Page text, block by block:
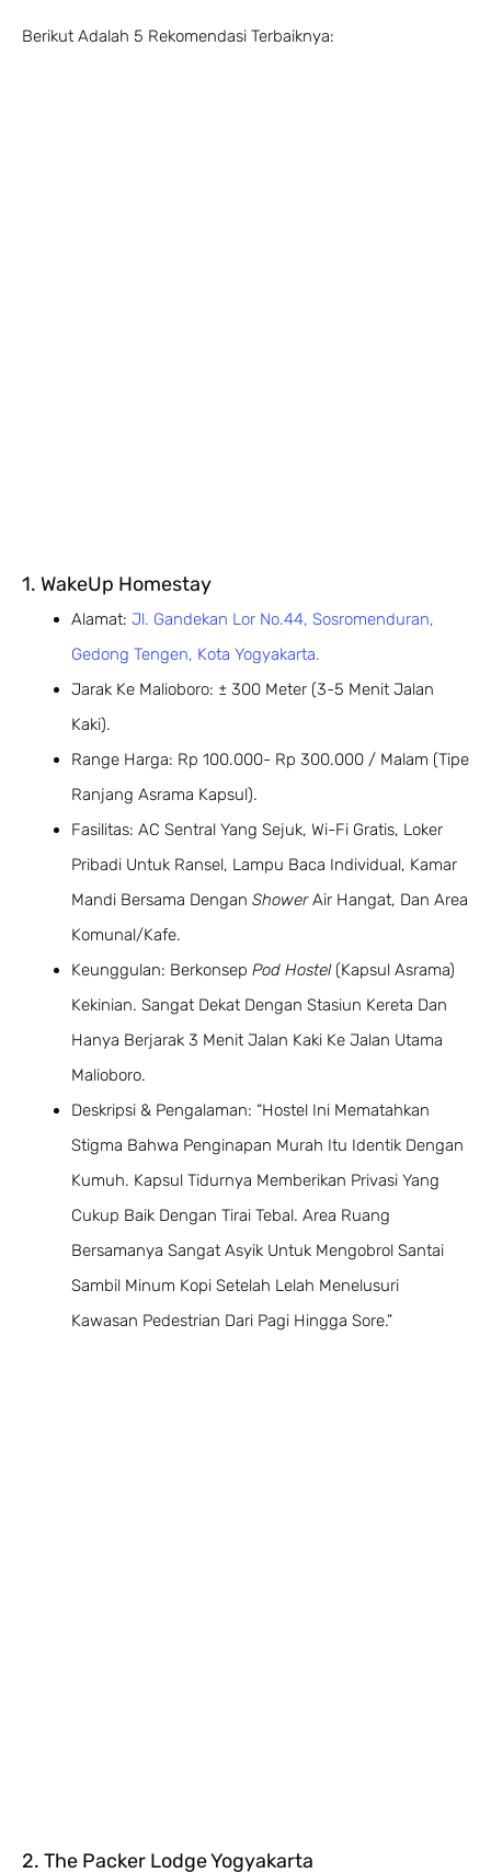
Berikut Adalah 5 Rekomendasi Terbaiknya:
1. WakeUp Homestay
Alamat: Jl. Gandekan Lor No.44, Sosromenduran,
Gedong Tengen, Kota Yogyakarta.
Jarak Ke Malioboro: ± 300 Meter (3-5 Menit Jalan
Kaki).
Range Harga: Rp 100.000- Rp 300.000 / Malam (Tipe
Ranjang Asrama Kapsul).
Fasilitas: AC Sentral Yang Sejuk, Wi-Fi Gratis, Loker
Pribadi Untuk Ransel, Lampu Baca Individual, Kamar
Mandi Bersama Dengan ShowerAir Hangat, Dan Area
Komunal/kafe.
Keunggulan: Berkonsep Pod Hostel(kapsul Asrama)
Kekinian. Sangat Dekat Dengan Stasiun Kereta Dan
Hanya Berjarak 3 Menit Jalan Kaki Ke Jalan Utama
Malioboro.
Deskripsi & Pengalaman: “Hostel Ini Mematahkan
Stigma Bahwa Penginapan Murah Itu Identik Dengan
Kumuh. Kapsul Tidurnya Memberikan Privasi Yang
Cukup Baik Dengan Tirai Tebal. Area Ruang
Bersamanya Sangat Asyik Untuk Mengobrol Santai
Sambil Minum Kopi Setelah Lelah Menelusuri
Kawasan Pedestrian Dari Pagi Hingga Sore.”
2. The Packer Lodge Yogyakarta